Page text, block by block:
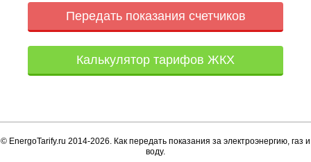
Передать показания счетчиков
Калькулятор тарифов ЖКХ
© EnergoTarify.ru 2014-2026. Как передать показания за электроэнергию, газ и
воду.